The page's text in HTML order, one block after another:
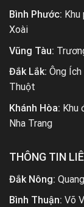
Bình Phước:
Xoài
Vũng Tàu:
Đắk Lắk: Ông
Thuột
Khánh Hòa: Khu
Nha Trang
THÔNG TIN
Đắk Nông:
Bình Thuận: Võ